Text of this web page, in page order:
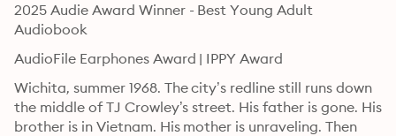
2025 Audie Award Winner - Best Young Adult
Audiobook
AudioFile Earphones Award | IPPY Award
Wichita, summer 1968. The city’s redline still runs down
the middle of TJ Crowley’s street. His father is gone. His
brother is in Vietnam. His mother is unraveling. Then